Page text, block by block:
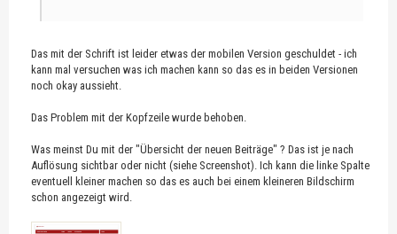
Das mit der Schrift ist leider etwas der mobilen Version geschuldet - ich
kann mal versuchen was ich machen kann so das es in beiden Versionen
noch okay aussieht.
Das Problem mit der Kopfzeile wurde behoben.
Was meinst Du mit der "Übersicht der neuen Beiträge" ? Das ist je nach
Auflösung sichtbar oder nicht (siehe Screenshot). Ich kann die linke Spalte
eventuell kleiner machen so das es auch bei einem kleineren Bildschirm
schon angezeigt wird.